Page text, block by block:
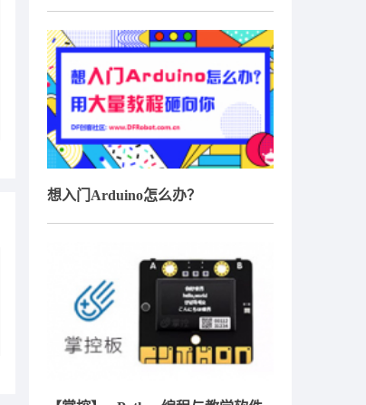
想入门Arduino怎么办？